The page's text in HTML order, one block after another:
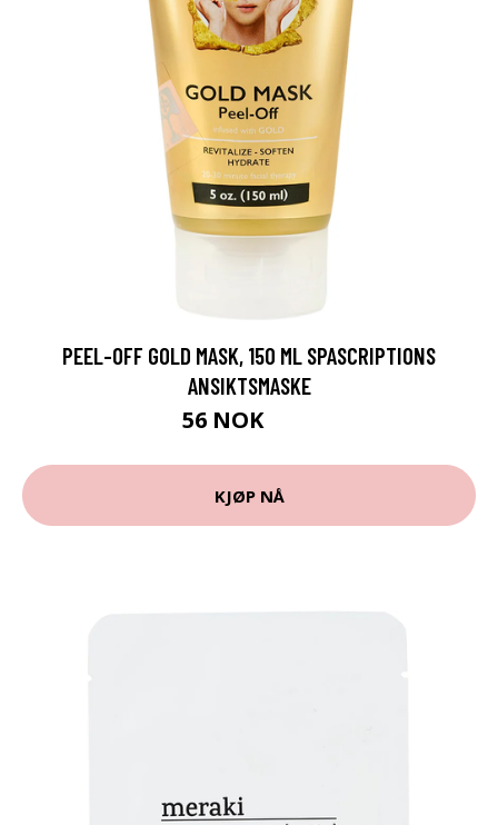
PEEL-OFF GOLD MASK, 150 ML SPASCRIPTIONS
ANSIKTSMASKE
56 NOK
KJØP NÅ